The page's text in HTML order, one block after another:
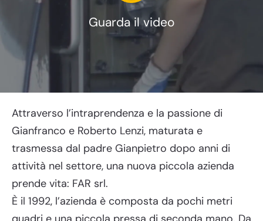
Guarda il video
Attraverso l’intraprendenza e la passione di
Gianfranco e Roberto Lenzi, maturata e
trasmessa dal padre Gianpietro dopo anni di
attività nel settore, una nuova piccola azienda
prende vita: FAR srl.
È il 1992, l’azienda è composta da pochi metri